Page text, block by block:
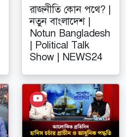
রাজনীতি কোন পথে? |
নতুন বাংলাদেশ |
Notun Bangladesh
| Political Talk
Show | NEWS24